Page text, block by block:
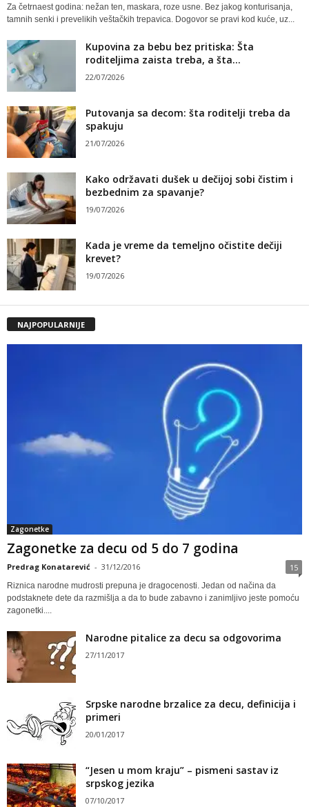
Za četrnaest godina: nežan ten, maskara, roze usne. Bez jakog konturisanja,
tamnih senki i prevelikih veštačkih trepavica. Dogovor se pravi kod kuće, uz...
Kupovina za bebu bez pritiska: Šta
roditeljima zaista treba, a šta...
22/07/2026
Putovanja sa decom: šta roditelji treba da
spakuju
21/07/2026
Kako održavati dušek u dečijoj sobi čistim i
bezbednim za spavanje?
19/07/2026
Kada je vreme da temeljno očistite dečiji
krevet?
19/07/2026
NAJPOPULARNIJE
Zagonetke
Zagonetke za decu od 5 do 7 godina
Predrag Konatarević - 31/12/2016 15
Riznica narodne mudrosti prepuna je dragocenosti. Jedan od načina da
podstaknete dete da razmišlja a da to bude zabavno i zanimljivo jeste pomoću
zagonetki....
Narodne pitalice za decu sa odgovorima
27/11/2017
Srpske narodne brzalice za decu, definicija i
primeri
20/01/2017
“Jesen u mom kraju” – pismeni sastav iz
srpskog jezika
07/10/2017